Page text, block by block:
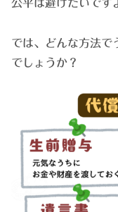
公平は避けたいです
では、どんな方法で
でしょうか？